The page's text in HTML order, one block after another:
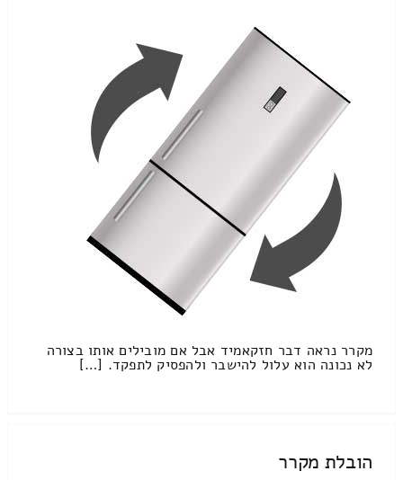
מקרר נראה דבר חזקאמיד אבל אם מובילים אותו בצורה
לא נכונה הוא עלול להישבר ולהפסיק לתפקד. […]
הובלת מקרר